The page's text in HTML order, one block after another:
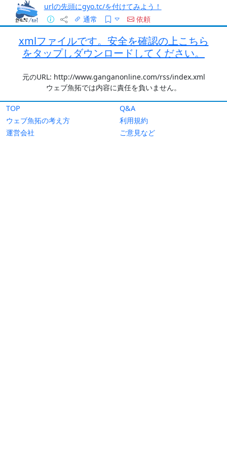
urlの先頭にgyo.tc/を付けてみよう！
通常
依頼
xmlファイルです。安全を確認の上こちら
をタップしダウンロードしてください。
元のURL: http://www.ganganonline.com/rss/index.xml
ウェブ魚拓では内容に責任を負いません。
TOP
Q&A
ウェブ魚拓の考え方
利用規約
運営会社
ご意見など